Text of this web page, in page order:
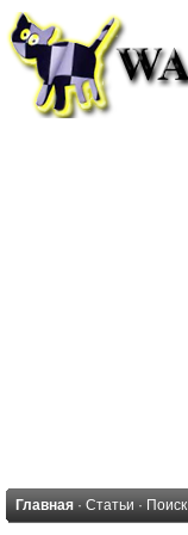
Главная · Статьи · Поиск